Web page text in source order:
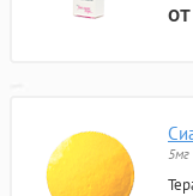
5мг